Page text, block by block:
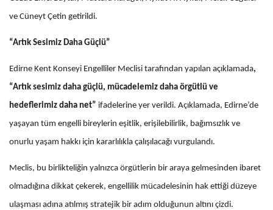
ve Cüneyt Çetin getirildi.
“Artık Sesimiz Daha Güçlü”
Edirne Kent Konseyi Engelliler Meclisi tarafından yapılan açıklamada,
“Artık sesimiz daha güçlü, mücadelemiz daha örgütlü ve
hedeflerimiz daha net” ifadelerine yer verildi. Açıklamada, Edirne’de
yaşayan tüm engelli bireylerin eşitlik, erişilebilirlik, bağımsızlık ve
onurlu yaşam hakkı için kararlılıkla çalışılacağı vurgulandı.
Meclis, bu birlikteliğin yalnızca örgütlerin bir araya gelmesinden ibaret
olmadığına dikkat çekerek, engellilik mücadelesinin hak ettiği düzeye
ulaşması adına atılmış stratejik bir adım olduğunun altını çizdi.